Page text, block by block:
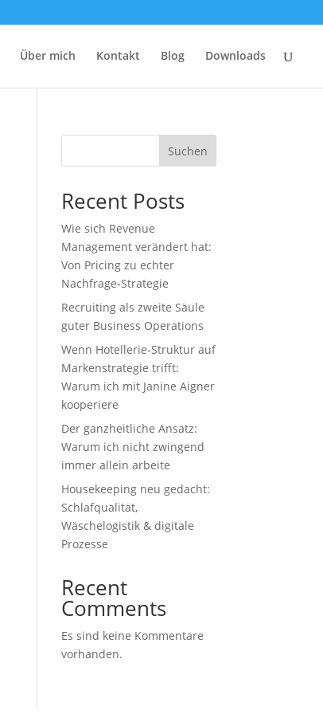
Über mich Kontakt Blog Downloads
Suchen
Recent Posts
Wie sich Revenue
Management verändert hat:
Von Pricing zu echter
Nachfrage‑Strategie
Recruiting als zweite Säule
guter Business Operations
Wenn Hotellerie‑Struktur auf
Markenstrategie trifft:
Warum ich mit Janine Aigner
kooperiere
Der ganzheitliche Ansatz:
Warum ich nicht zwingend
immer allein arbeite
Housekeeping neu gedacht:
Schlafqualität,
Wäschelogistik & digitale
Prozesse
Recent
Comments
Es sind keine Kommentare
vorhanden.